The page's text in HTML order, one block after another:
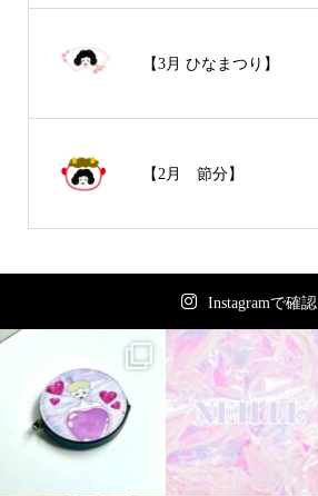
【3月 ひなまつり】
【2月 節分】
Instagramで確認